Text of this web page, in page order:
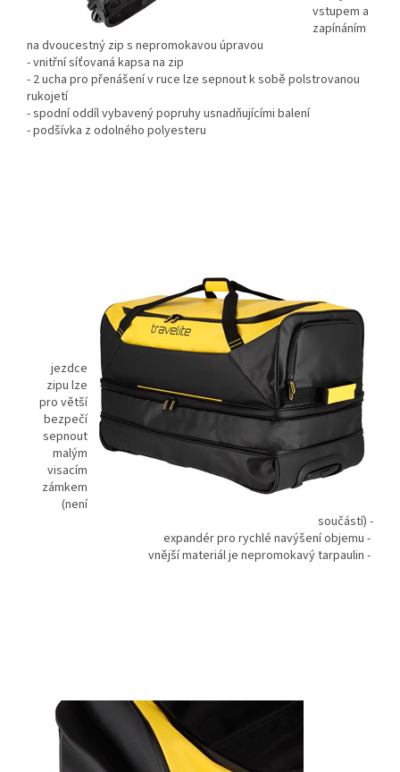
vstupem a
zapínáním
na dvoucestný zip s nepromokavou úpravou
- vnitřní síťovaná kapsa na zip
- 2 ucha pro přenášení v ruce lze sepnout k sobě polstrovanou
rukojetí
- spodní oddíl vybavený popruhy usnadňujícími balení
- podšívka z odolného polyesteru
jezdce
zipu lze
pro větší
bezpečí
sepnout
malým
visacím
zámkem
(není
součástí) -
expandér pro rychlé navýšení objemu -
vnější materiál je nepromokavý tarpaulin -